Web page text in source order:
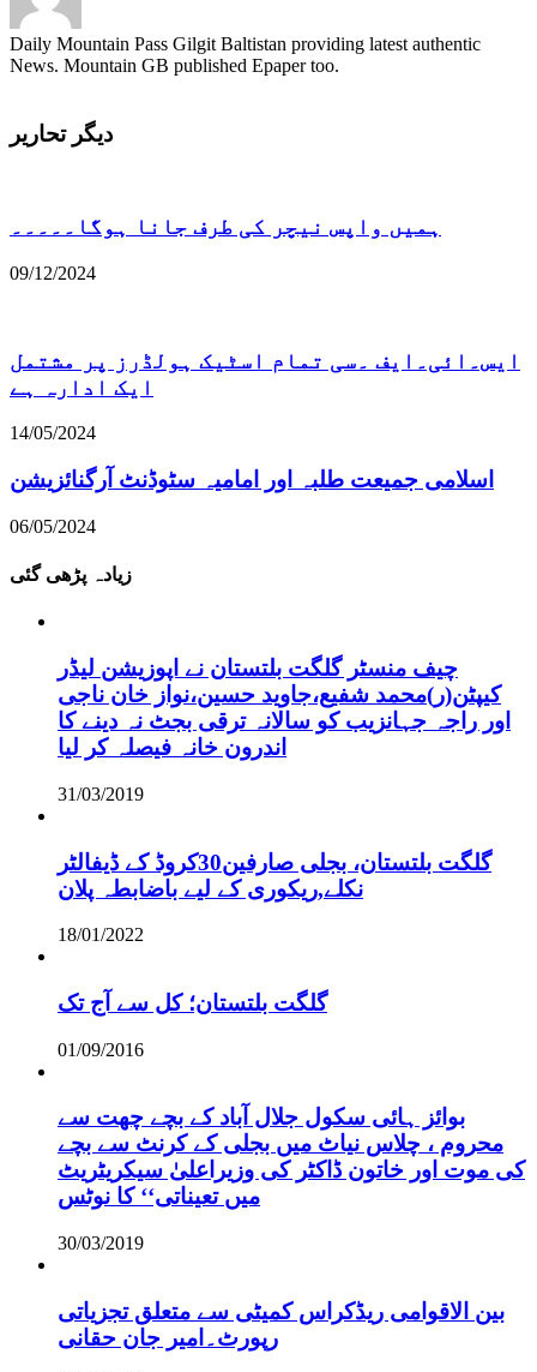
Daily Mountain Pass Gilgit Baltistan providing latest authentic
News. Mountain GB published Epaper too.
دیگر تحاریر
ہمیں واپس نیچر کی طرف جانا ہوگا۔۔۔۔۔
09/12/2024
ایس۔ائی۔ایف ۔سی تمام اسٹیک ہولڈرز پر مشتمل
ایک ادارہ ہے
14/05/2024
اسلامی جمیعت طلبہ اور امامیہ سٹوڈنٹ آرگنائزیشن
06/05/2024
زیادہ پڑھی گئی
چیف منسٹر گلگت بلتستان نے اپوزیشن لیڈر
کیپٹن(ر)محمد شفیع،جاوید حسین،نواز خان ناجی
اور راجہ جہانزیب کو سالانہ ترقی بجٹ نہ دینے کا
اندرون خانہ فیصلہ کر لیا
31/03/2019
گلگت بلتستان، بجلی صارفین30کروڈ کے ڈیفالٹر
نکلے,ریکوری کے لیے باضابطہ پلان
18/01/2022
گلگت بلتستان؛ کل سے آج تک
01/09/2016
بوائز ہائی سکول جلال آباد کے بچے چھت سے
محروم ، چلاس نیاٹ میں بجلی کے کرنٹ سے بچے
کی موت اور خاتون ڈاکٹر کی وزیراعلیٰ سیکریٹریٹ
میں تعیناتی‘‘ کا نوٹس
30/03/2019
بین الاقوامی ریڈکراس کمیٹی سے متعلق تجزیاتی
رپورٹ۔امیر جان حقانی